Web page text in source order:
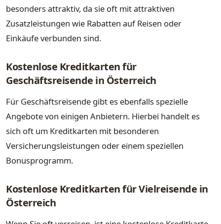
besonders attraktiv, da sie oft mit attraktiven
Zusatzleistungen wie Rabatten auf Reisen oder
Einkäufe verbunden sind.
Kostenlose Kreditkarten für
Geschäftsreisende in Österreich
Für Geschäftsreisende gibt es ebenfalls spezielle
Angebote von einigen Anbietern. Hierbei handelt es
sich oft um Kreditkarten mit besonderen
Versicherungsleistungen oder einem speziellen
Bonusprogramm.
Kostenlose Kreditkarten für Vielreisende in
Österreich